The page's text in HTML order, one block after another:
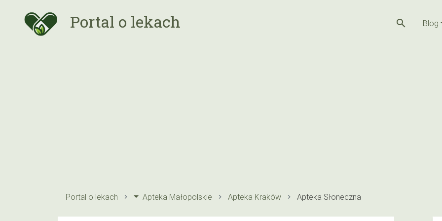
Portal o lekach search Blog
Portal o lekach Apteka Małopolskie Apteka Kraków Apteka Słoneczna